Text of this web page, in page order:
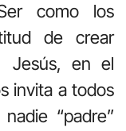
como los
de crear
Jesús, en el
invita a todos
“padre”